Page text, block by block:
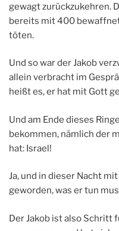
gewagt zurückzukehren.
bereits mit 400
töten.
Und so war der Jakob
allein verbracht im
heißt es, er hat mit Gott
Und am Ende dieses
bekommen, nämlich der
hat: Israel!
Ja, und in dieser Nacht
geworden, was er tun
Der Jakob ist also Schritt